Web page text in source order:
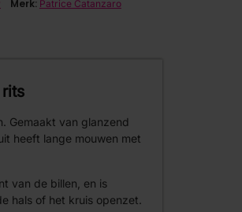
Merk: Patrice Catanzaro
Gemaakt van glanzend
heeft lange mouwen met
van de billen, en is
hals of het kruis openzet.